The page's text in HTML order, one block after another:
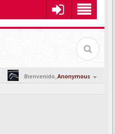
Bienvenido,Anonymous